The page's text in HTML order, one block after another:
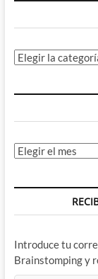
Categorías
Archivos
Introduce tu
Brainstomping y